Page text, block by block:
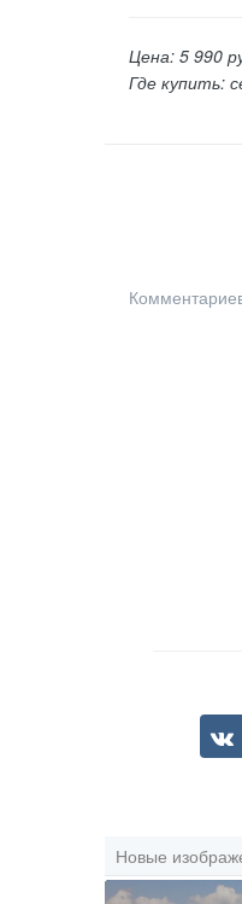
Цена: 5 990
Где купить:
Новые